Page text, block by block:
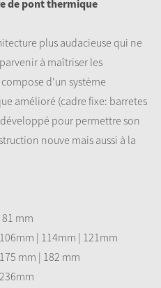
de pont thermique
plus audacieuse qui ne
à maîtriser les
d'un système
amélioré (cadre fixe: barretes
pour permettre son
nouve mais aussi à la
mm
| 114mm | 121mm
mm | 182 mm